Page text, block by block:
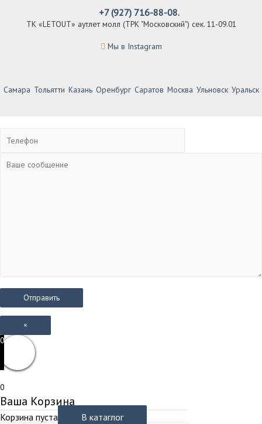
+7 (927) 716-88-08.
ТК «LETOUT» аутлет молл (ТРК "Московский") сек. 11-09.01
Мы в Instagram
Самара Тольятти Казань Оренбург Саратов Москва Ульновск Уральск
×
0
0
Ваша Корзина
Корзина пуста В катаглог